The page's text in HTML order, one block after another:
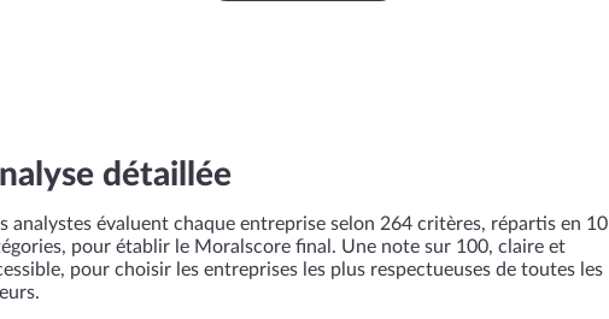
détaillée
analystes évaluent chaque entreprise selon 264 critères, répartis en 10
pour établir le Moralscore final. Une note sur 100, claire et
pour choisir les entreprises les plus respectueuses de toutes les